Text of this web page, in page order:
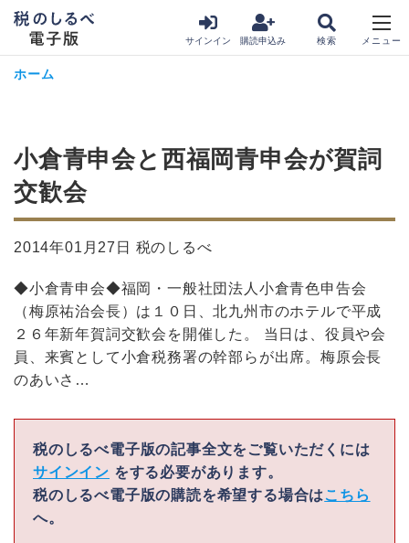
サインイン 購読申込み
ホーム
小倉青申会と西福岡青申会が賀詞
交歓会
2014年01月27日 税のしるべ
◆小倉青申会◆福岡・一般社団法人小倉青色申告会
（梅原祐治会長）は１０日、北九州市のホテルで平成
２６年新年賀詞交歓会を開催した。 当日は、役員や会
員、来賓として小倉税務署の幹部らが出席。梅原会長
のあいさ…
税のしるべ電子版の記事全文をご覧いただくには
サインイン をする必要があります。
税のしるべ電子版の購読を希望する場合は こちら
へ。